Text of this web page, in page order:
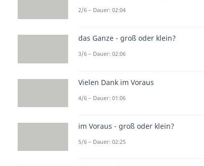
2/6 – Dauer: 02:04
das Ganze - groß oder klein?
3/6 – Dauer: 02:06
Vielen Dank im Voraus
4/6 – Dauer: 01:06
im Voraus - groß oder klein?
5/6 – Dauer: 02:25